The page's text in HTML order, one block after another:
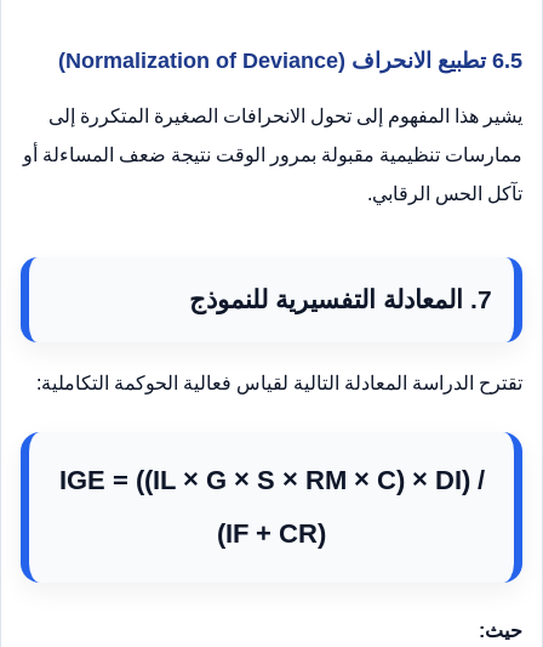
6.5 تطبيع الانحراف (Normalization of Deviance)
يشير هذا المفهوم إلى تحول الانحرافات الصغيرة المتكررة إلى
ممارسات تنظيمية مقبولة بمرور الوقت نتيجة ضعف المساءلة أو
تآكل الحس الرقابي.
7. المعادلة التفسيرية للنموذج
تقترح الدراسة المعادلة التالية لقياس فعالية الحوكمة التكاملية:
IGE = ((IL × G × S × RM × C) × DI) /
(IF + CR)
حيث: